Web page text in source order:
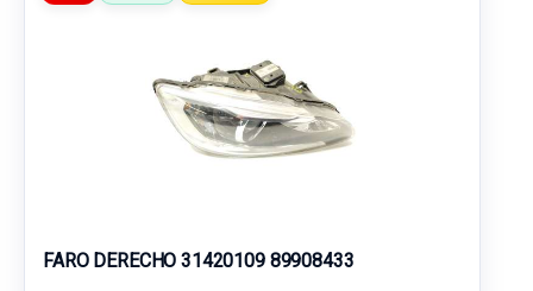
FARO DERECHO 31420109 89908433